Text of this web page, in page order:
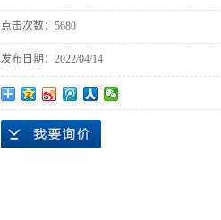
点击次数： 5680
发布日期： 2022/04/14